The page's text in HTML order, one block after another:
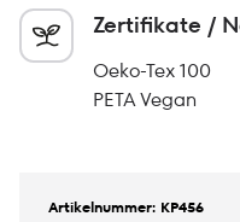
Zertifikate /
Oeko-Tex 100
PETA Vegan
Artikelnummer: KP456